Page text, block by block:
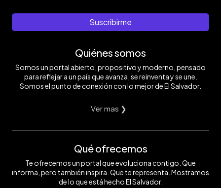
Suscribirme
Quiénes somos
Somos un portal abierto, propositivo y moderno, pensado
para reflejar a un país que avanza, se reinventa y se une.
Somos el punto de conexión con lo mejor de El Salvador.
Ver mas ❯
Qué ofrecemos
Te ofrecemos un portal que evoluciona contigo. Que
informa, pero también inspira. Que te representa. Mostramos
de lo que está hecho El Salvador.